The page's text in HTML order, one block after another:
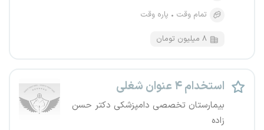
تمام وقت
پاره وقت
۸ میلیون تومان
استخدام ۴ عنوان شغلی
بیمارستان تخصصی دامپزشکی دکتر حسن
زاده